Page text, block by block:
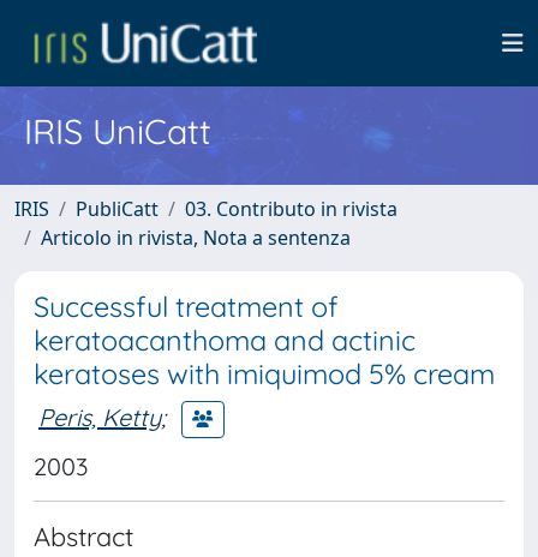
IRIS UniCatt
IRIS PubliCatt
03. Contributo in rivista
Articolo in rivista, Nota a sentenza
Successful treatment of
keratoacanthoma and actinic
keratoses with imiquimod 5% cream
Peris, Ketty;
2003
Abstract